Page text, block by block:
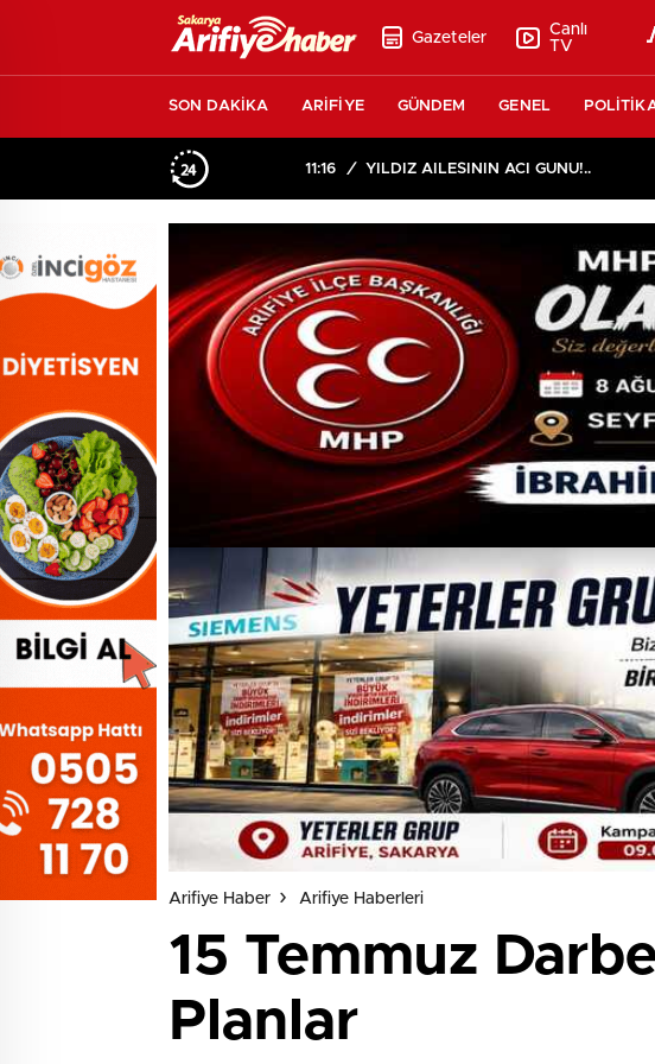
Gazeteler
Canlı
TV
SON DAKİKA ARİFİYE GÜNDEM GENEL
11:16 / YILDIZ AİLESİNİN ACI GÜNÜ!..
Arifiye Haber Arifiye Haberleri
15 Temmuz
Planlar